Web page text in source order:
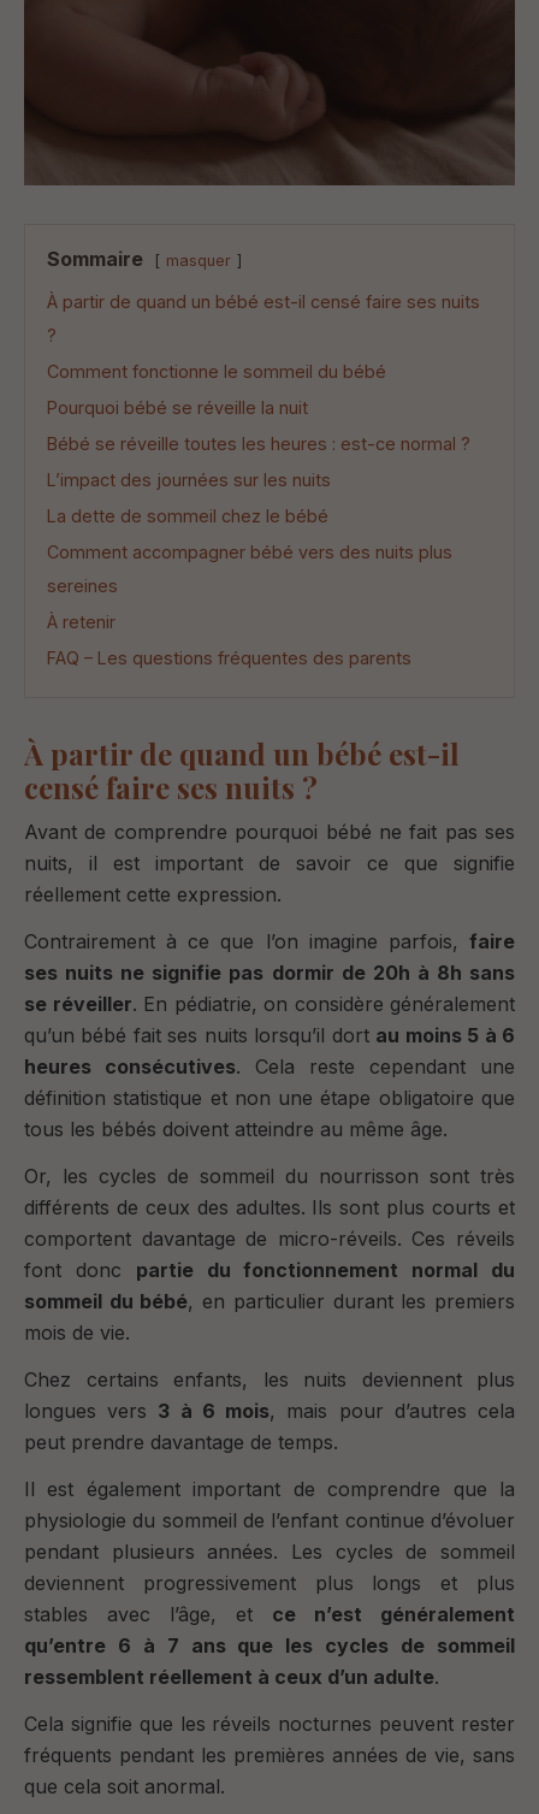
Sommaire masquer
À partir de quand un bébé est-il censé faire ses nuits
?
Comment fonctionne le sommeil du bébé
Pourquoi bébé se réveille la nuit
Bébé se réveille toutes les heures : est-ce normal ?
L’impact des journées sur les nuits
La dette de sommeil chez le bébé
Comment accompagner bébé vers des nuits plus
sereines
À retenir
FAQ – Les questions fréquentes des parents
À partir de quand un bébé est-il
censé faire ses nuits ?
Avant de comprendre pourquoi bébé ne fait pas ses
nuits, il est important de savoir ce que signifie
réellement cette expression.
Contrairement à ce que l’on imagine parfois, faire
ses nuits ne signifie pas dormir de 20h à 8h sans
se réveiller. En pédiatrie, on considère généralement
qu’un bébé fait ses nuits lorsqu’il dort au moins 5 à 6
heures consécutives. Cela reste cependant une
définition statistique et non une étape obligatoire que
tous les bébés doivent atteindre au même âge.
Or, les cycles de sommeil du nourrisson sont très
différents de ceux des adultes. Ils sont plus courts et
comportent davantage de micro-réveils. Ces réveils
font donc partie du fonctionnement normal du
sommeil du bébé, en particulier durant les premiers
mois de vie.
Chez certains enfants, les nuits deviennent plus
longues vers 3 à 6 mois, mais pour d’autres cela
peut prendre davantage de temps.
Il est également important de comprendre que la
physiologie du sommeil de l’enfant continue d’évoluer
pendant plusieurs années. Les cycles de sommeil
deviennent progressivement plus longs et plus
stables avec l’âge, et ce n’est généralement
qu’entre 6 à 7 ans que les cycles de sommeil
ressemblent réellement à ceux d’un adulte.
Cela signifie que les réveils nocturnes peuvent rester
fréquents pendant les premières années de vie, sans
que cela soit anormal.